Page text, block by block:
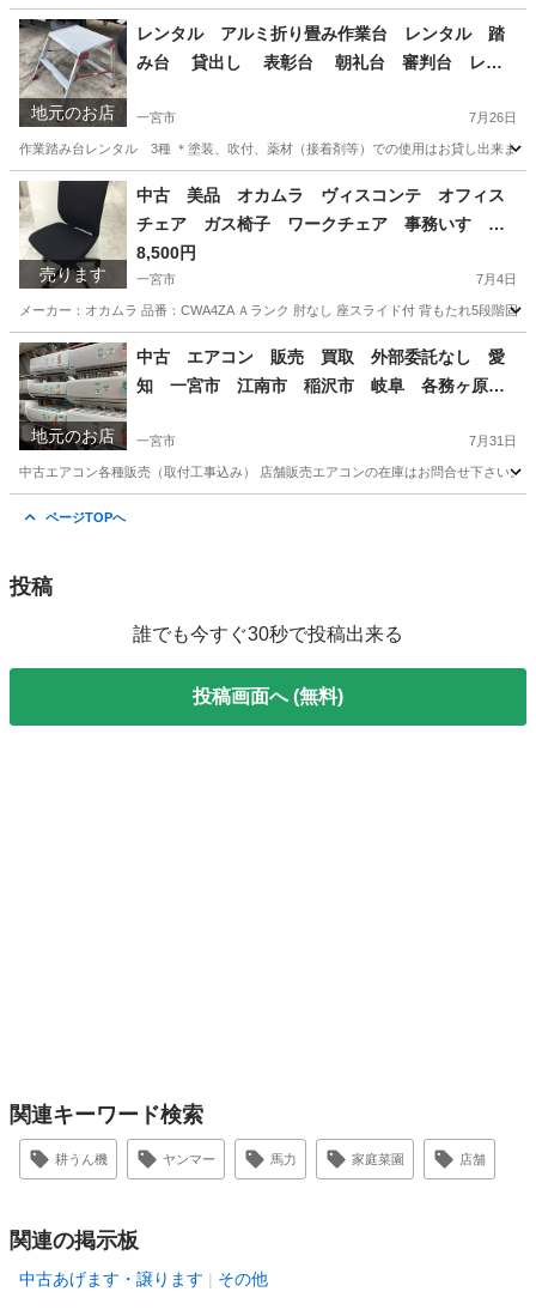
市 稲沢市 名古屋 岐阜 各務ヶ原 岐南町
羽島 三重 グッドプライス一宮
愛知 一宮市 オフィス用家具 デスク
地元のお店
レンタル アルミ折り畳み作業台 レンタル 踏
み台 貸出し 表彰台 朝礼台 審判台 レン
3種 愛知 岐阜 一宮市 グッドプライス一宮
一宮市 7月26日
作業踏み台レンタル 3種 ＊塗装、吹付、薬材（接着剤等）での使用はお貸し出来
愛知 一宮市 その他
売ります
中古 美品 オカムラ ヴィスコンテ オフィス
チェア ガス椅子 ワークチェア 事務いす デ
スクチェア 高機能チェア OAチェア 肘なし
座スライド付 背もたれ5段階固定 愛知 一宮
市 江南市 稲沢市 岩倉市 名古屋 岐阜 各
務ヶ原 羽島 三重 グッドプライス一宮
8,500円
一宮市 7月4日
メーカー：オカムラ 品番：CWA4ZA Ａランク 肘なし 座スライド付 背もたれ5段階
愛知 一宮市 オフィス用家具 オカムラ
地元のお店
中古 エアコン 販売 買取 外部委託なし 愛
知 一宮市 江南市 稲沢市 岐阜 各務ヶ原
一宮市 7月31日
中古エアコン各種販売（取付工事込み） 店舗販売エアコンの在庫はお問合せ下さい
ページTOPへ
投稿
誰でも今すぐ30秒で投稿出来る
投稿画面へ (無料)
関連キーワード検索
耕うん機 ヤンマー 馬力 家庭菜園 店舗
関連の掲示板
中古あげます・譲ります その他